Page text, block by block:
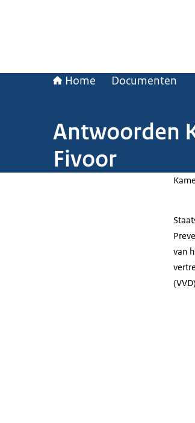
Home Documenten
Antwoorden
Fivoor
van